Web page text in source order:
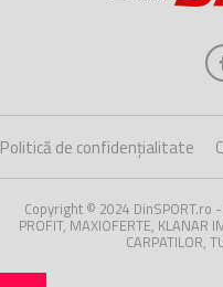
Politică de confidențialitate
Copyright © 2024 DinSPORT.ro
PROFIT, MAXIOFERTE, KLANAR
CARPATILOR,